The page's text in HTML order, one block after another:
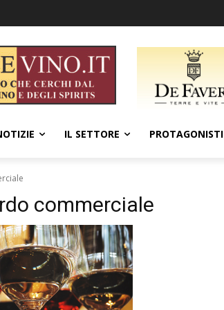
IL SETTORE PROTAGONISTI
commerciale